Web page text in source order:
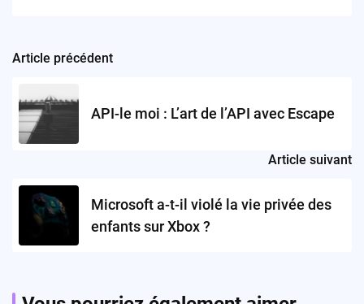
Post
navigation
Article précédent
API-le moi : L’art de l’API avec Escape
Article suivant
Microsoft a-t-il violé la vie privée des
enfants sur Xbox ?